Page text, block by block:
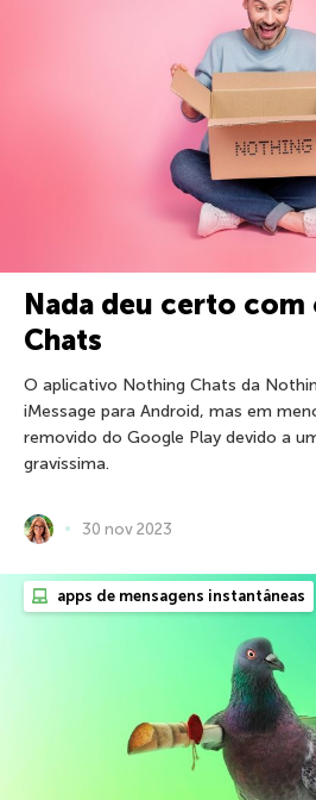
Nada deu certo
Chats
O aplicativo Nothing Chats da
iMessage para Android, mas em
removido do Google Play devido a
gravíssima.
30 nov 2023
apps de mensagens instantâneas